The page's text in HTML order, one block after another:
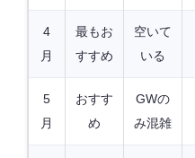
4
月
最もお
すすめ
空いて
いる
5
月
おすす
め
GWの
み混雑